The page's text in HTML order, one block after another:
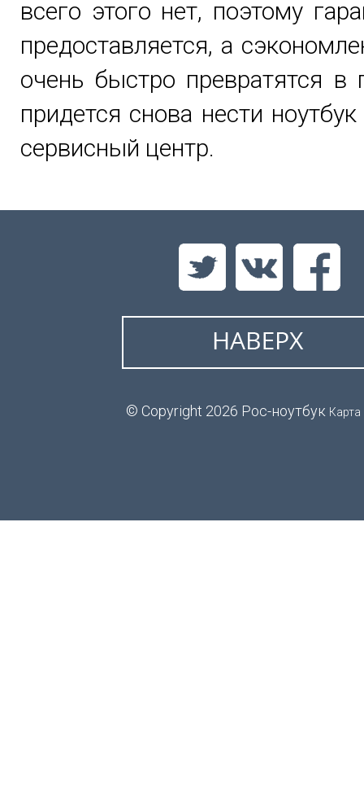
всего этого нет, поэтому
предоставляется, а
очень быстро превратятся в
придется снова нести
сервисный центр.
© Copyright 2026 Рос-ноутбук Карта